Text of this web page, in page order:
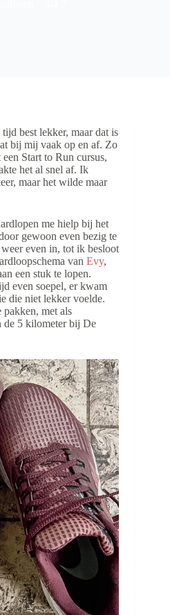
best lekker, maar dat is
bij mij vaak op en af. Zo
Start to Run cursus,
het al snel af. Ik
maar het wilde maar
me hielp bij het
gewoon even bezig te
even in, tot ik besloot
van Evy,
een stuk te lopen.
even soepel, er kwam
die niet lekker voelde.
met als
de 5 kilometer bij De